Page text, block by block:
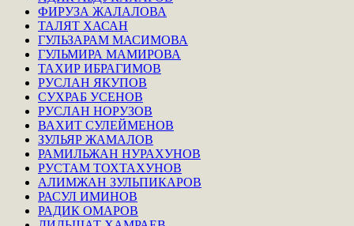
ФИРУЗА ЖАЛАЛОВА
ТАЛЯТ ХАСАН
ГУЛЬЗАРАМ МАСИМОВА
ГУЛЬМИРА МАМИРОВА
ТАХИР ИБРАГИМОВ
РУСЛАН ЯКУПОВ
СУХРАБ УСЕНОВ
РУСЛАН НОРУЗОВ
ВАХИТ СУЛЕЙМЕНОВ
ЗУЛЬЯР ЖАМАЛОВ
РАМИЛЬЖАН НУРАХУНОВ
РУСТАМ ТОХТАХУНОВ
АЛИМЖАН ЗУЛЬПИКАРОВ
РАСУЛ ИМИНОВ
РАДИК ОМАРОВ